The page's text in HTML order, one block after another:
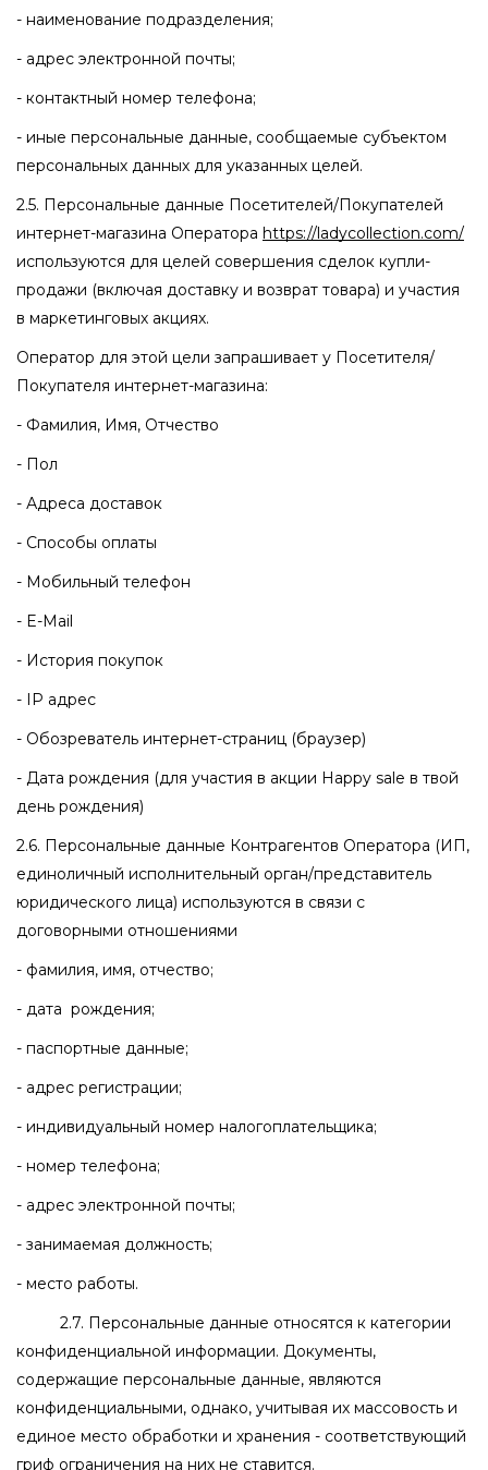
- наименование подразделения;
- адрес электронной почты;
- контактный номер телефона;
- иные персональные данные, сообщаемые субъектом
персональных данных для указанных целей.
2.5. Персональные данные Посетителей/Покупателей
интернет-магазина Оператора https://ladycollection.com/
используются для целей совершения сделок купли-
продажи (включая доставку и возврат товара) и участия
в маркетинговых акциях.
Оператор для этой цели запрашивает у Посетителя/
Покупателя интернет-магазина:
- Фамилия, Имя, Отчество
- Пол
- Адреса доставок
- Способы оплаты
- Мобильный телефон
- E-Mail
- История покупок
- IP адрес
- Обозреватель интернет-страниц (браузер)
- Дата рождения (для участия в акции Happy sale в твой
день рождения)
2.6. Персональные данные Контрагентов Оператора (ИП,
единоличный исполнительный орган/представитель
юридического лица) используются в связи с
договорными отношениями
- фамилия, имя, отчество;
- дата рождения;
- паспортные данные;
- адрес регистрации;
- индивидуальный номер налогоплательщика;
- номер телефона;
- адрес электронной почты;
- занимаемая должность;
- место работы.
2.7. Персональные данные относятся к категории
конфиденциальной информации. Документы,
содержащие персональные данные, являются
конфиденциальными, однако, учитывая их массовость и
единое место обработки и хранения - соответствующий
гриф ограничения на них не ставится.